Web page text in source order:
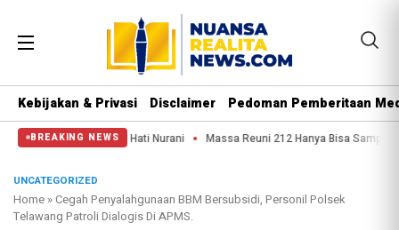
Kebijakan & Privasi Disclaimer Pedoman Pemberitaan
BREAKING NEWS
Punya Hati Nurani Massa Reuni 212 Hanya Bisa Sampai Thamrin, Putar
UNCATEGORIZED
Home »Cegah Penyalahgunaan BBM Bersubsidi, Personil Polsek
Telawang Patroli Dialogis Di APMS.